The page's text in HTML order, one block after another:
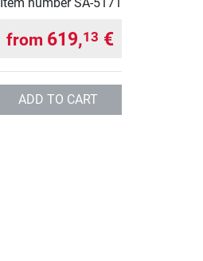
from 619,13 €
ADD TO CART